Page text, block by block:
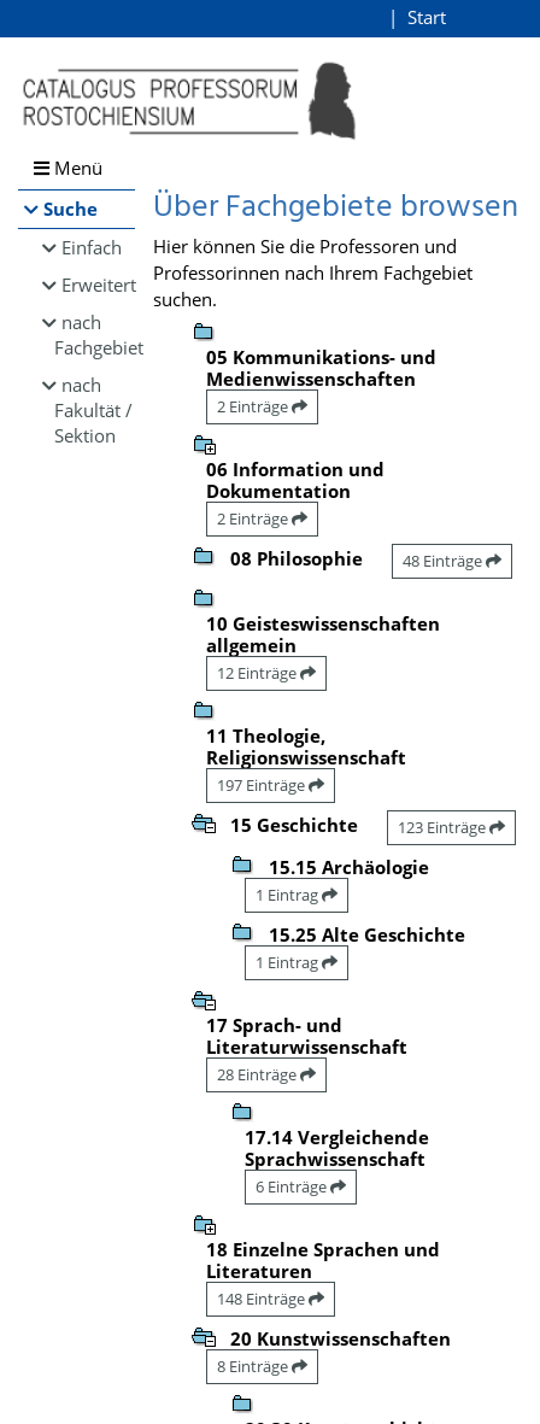
Browsen
direkt zum Inhalt
Start
Menü
Suche
Einfach
Erweitert
nach
Fachgebiet
nach
Fakultät /
Sektion
Über Fachgebiete browsen
Hier können Sie die Professoren und
Professorinnen nach Ihrem Fachgebiet
suchen.
05 Kommunikations- und
Medienwissenschaften
2 Einträge
06 Information und
Dokumentation
2 Einträge
08 Philosophie 48 Einträge
10 Geisteswissenschaften
allgemein
12 Einträge
11 Theologie,
Religionswissenschaft
197 Einträge
15 Geschichte 123 Einträge
15.15 Archäologie
1 Eintrag
15.25 Alte Geschichte
1 Eintrag
17 Sprach- und
Literaturwissenschaft
28 Einträge
17.14 Vergleichende
Sprachwissenschaft
6 Einträge
18 Einzelne Sprachen und
Literaturen
148 Einträge
20 Kunstwissenschaften
8 Einträge